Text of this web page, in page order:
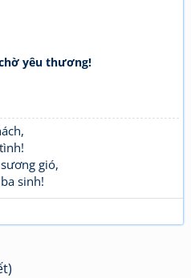
yêu thương!
gió,
sinh!